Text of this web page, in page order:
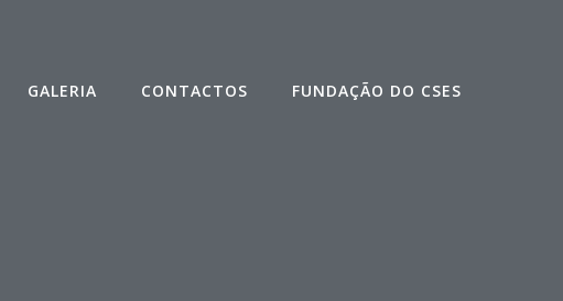
GALERIA CONTACTOS FUNDAÇÃO DO CSES